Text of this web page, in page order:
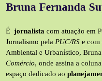
Bruna Fernanda
É jornalista com atuação em
Jornalismo pela PUC/RS e com
Ambiental e Urbanístico,
Comércio, onde assina a
espaço dedicado ao